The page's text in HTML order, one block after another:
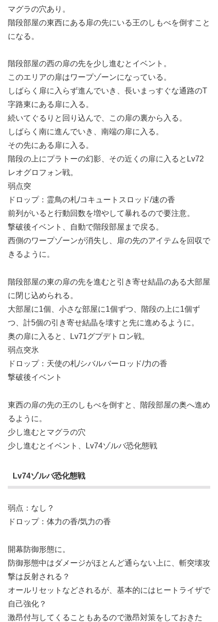
マグラの穴あり。
階段部屋の東西にある扉の先にいる王のしもべを倒すこと
になる。
階段部屋の西の扉の先を少し進むとイベント。
このエリアの扉はワープゾーンになっている。
しばらく扉に入らず進んでいき、長いまっすぐな通路のT
字路東にある扉に入る。
続いてぐるりと回り込んで、この扉の裏から入る。
しばらく南に進んでいき、南端の扉に入る。
その先にある扉に入る。
階段の上にプラトーの幻影、その近くの扉に入るとLv72
レオグロフォン戦。
弱点突
ドロップ：霊鳥の札/コキュートスロッド/速の香
前列がいると行動回数を増やして暴れるので要注意。
撃破後イベント、自動で階段部屋まで戻る。
西側のワープゾーンが消失し、扉の先のアイテムを回収で
きるように。
階段部屋の東の扉の先を進むと引き寄せ結晶のある大部屋
に閉じ込められる。
大部屋に1個、小さな部屋に1個ずつ、階段の上に1個ず
つ、計5個の引き寄せ結晶を壊すと先に進めるように。
奥の扉に入ると、Lv71グプデトロン戦。
弱点突氷
ドロップ：天使の札/シバルバーロッド/力の香
撃破後イベント
東西の扉の先の王のしもべを倒すと、階段部屋の奥へ進め
るように。
少し進むとマグラの穴
少し進むとイベント、Lv74ゾルバ恐化態戦
Lv74ゾルバ恐化態戦
弱点：なし？
ドロップ：体力の香/気力の香
開幕防御形態に。
防御形態中はダメージがほとんど通らない上に、斬突壊攻
撃は反射される？
オールリセットなどされるが、基本的にはヒートライザで
自己強化？
激昂付与してくることもあるので激昂対策をしておきた